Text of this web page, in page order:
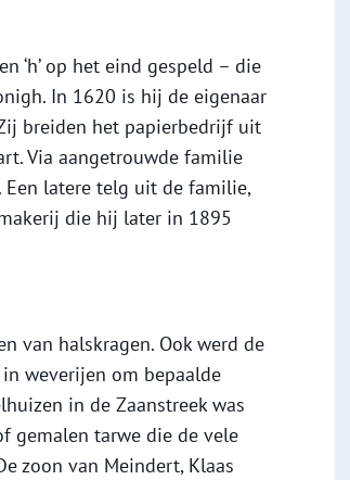
‘h’ op het eind gespeld – die
In 1620 is hij de eigenaar
breiden het papierbedrijf uit
Via aangetrouwde familie
latere telg uit de familie,
die hij later in 1895
van halskragen. Ook werd de
weverijen om bepaalde
in de Zaanstreek was
gemalen tarwe die de vele
zoon van Meindert, Klaas